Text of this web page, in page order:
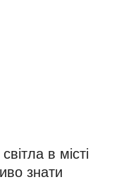
в місті
знати